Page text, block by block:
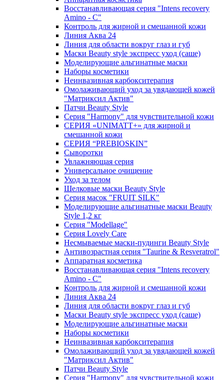
Восстанавливающая серия "Intens recovery
Amino - C"
Контроль для жирной и смешанной кожи
Линия Аква 24
Линия для области вокруг глаз и губ
Маски Beauty style экспресс уход (саше)
Моделирующие альгинатные маски
Наборы косметики
Неинвазивная карбокситерапия
Омолаживающий уход за увядающей кожей
"Матриксил Актив"
Патчи Beauty Style
Серия "Harmony" для чувствительной кожи
СЕРИЯ «UNIMATT+» для жирной и
смешанной кожи
СЕРИЯ “PREBIOSKIN”
Сыворотки
Увлажняющая серия
Универсальное очищение
Уход за телом
Шелковые маски Beauty Style
Серия масок "FRUIT SILK"
Моделирующие альгинатные маски Beauty
Style 1,2 кг
Серия "Modellage"
Cерия Lovely Care
Несмываемые маски-пудинги Beauty Style
Антивозрастная серия "Taurine & Resveratrol"
Аппаратная косметика
Восстанавливающая серия "Intens recovery
Amino - C"
Контроль для жирной и смешанной кожи
Линия Аква 24
Линия для области вокруг глаз и губ
Маски Beauty style экспресс уход (саше)
Моделирующие альгинатные маски
Наборы косметики
Неинвазивная карбокситерапия
Омолаживающий уход за увядающей кожей
"Матриксил Актив"
Патчи Beauty Style
Серия "Harmony" для чувствительной кожи